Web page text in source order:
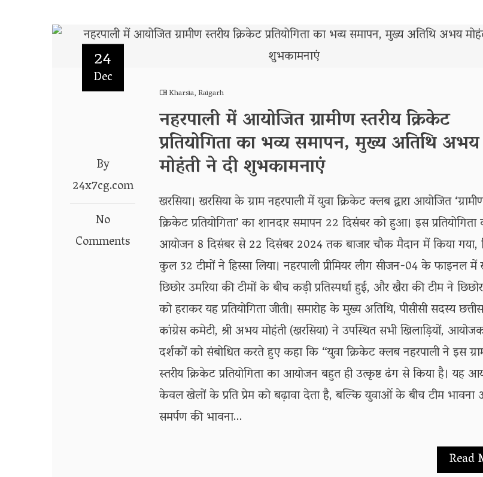
24
Dec
By
24x7cg.com
No
Comments
Kharsia,Raigarh
नहरपाली में आयोजित ग्रामीण स्तरीय क्रिकेट
प्रतियोगिता का भव्य समापन, मुख्य अतिथि अभय
मोहंती ने दी शुभकामनाएं
खरसिया। खरसिया के ग्राम नहरपाली में युवा क्रिकेट क्लब द्वारा आयोजित
क्रिकेट प्रतियोगिता’ का शानदार समापन 22 दिसंबर को हुआ। इस
आयोजन 8 दिसंबर से 22 दिसंबर 2024 तक बाजार चौक मैदान में किया
कुल 32 टीमों ने हिस्सा लिया। नहरपाली प्रीमियर लीग सीजन-04 के फाइनल
छिछोर उमरिया की टीमों के बीच कड़ी प्रतिस्पर्धा हुई, और खैरा की टीम ने
को हराकर यह प्रतियोगिता जीती। समारोह के मुख्य अतिथि, पीसीसी सदस्य
कांग्रेस कमेटी, श्री अभय मोहंती (खरसिया) ने उपस्थित सभी खिलाड़ियों,
दर्शकों को संबोधित करते हुए कहा कि “युवा क्रिकेट क्लब नहरपाली ने इस
स्तरीय क्रिकेट प्रतियोगिता का आयोजन बहुत ही उत्कृष्ट ढंग से किया है। यह
केवल खेलों के प्रति प्रेम को बढ़ावा देता है, बल्कि युवाओं के बीच टीम
समर्पण की भावना...
Read